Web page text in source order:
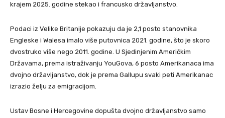
krajem 2025. godine stekao i francusko državljanstvo.
Podaci iz Velike Britanije pokazuju da je 2,1 posto stanovnika
Engleske i Walesa imalo više putovnica 2021. godine, što je skoro
dvostruko više nego 2011. godine. U Sjedinjenim Američkim
Državama, prema istraživanju YouGova, 6 posto Amerikanaca ima
dvojno državljanstvo, dok je prema Gallupu svaki peti Amerikanac
izrazio želju za emigracijom.
Ustav Bosne i Hercegovine dopušta dvojno državljanstvo samo